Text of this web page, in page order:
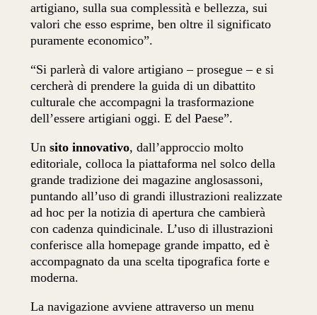
artigiano, sulla sua complessità e bellezza, sui
valori che esso esprime, ben oltre il significato
puramente economico”.
“Si parlerà di valore artigiano – prosegue – e si
cercherà di prendere la guida di un dibattito
culturale che accompagni la trasformazione
dell’essere artigiani oggi. E del Paese”.
Unsito innovativo, dall’approccio molto
editoriale, colloca la piattaforma nel solco della
grande tradizione dei magazine anglosassoni,
puntando all’uso di grandi illustrazioni realizzate
ad hoc per la notizia di apertura che cambierà
con cadenza quindicinale. L’uso di illustrazioni
conferisce alla homepage grande impatto, ed è
accompagnato da una scelta tipografica forte e
moderna.
La navigazione avviene attraverso un menu